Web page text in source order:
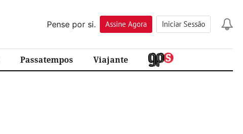
Pense por si.
Assine Agora Iniciar Sessão
Passatempos Viajante